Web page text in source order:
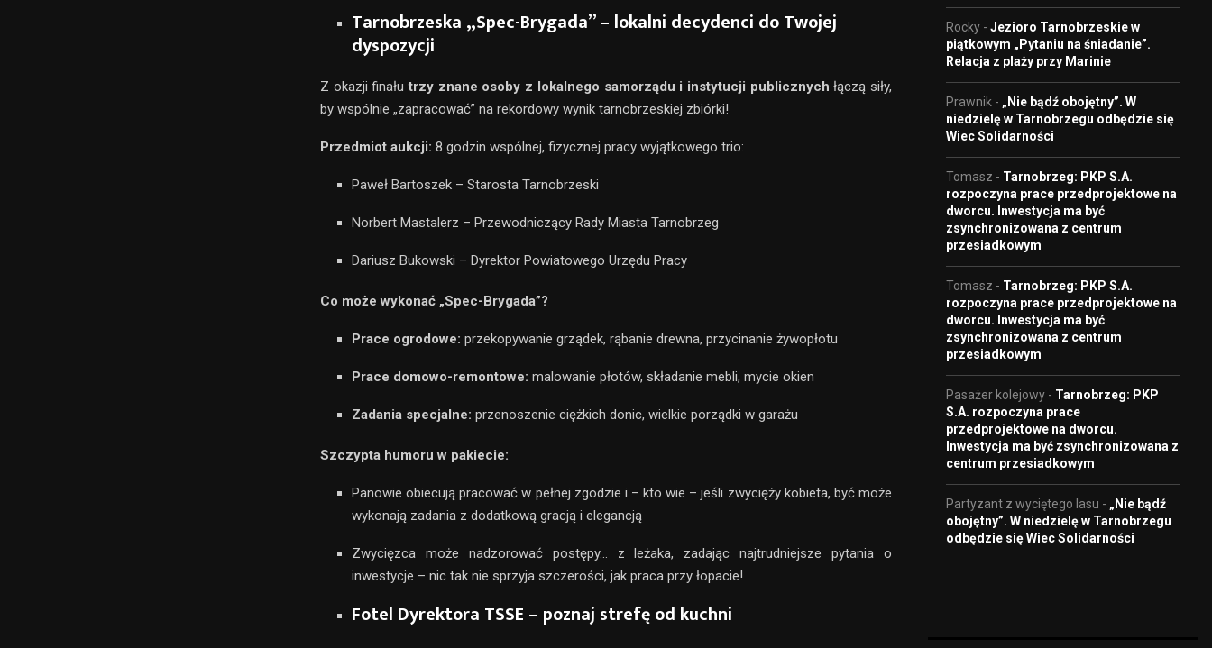
Tarnobrzeska „Spec-Brygada” – lokalni decydenci do Twojej
dyspozycji
Z okazji finałutrzy znane osoby z lokalnego samorządu i instytucji publicznych łączą siły,
by wspólnie „zapracować” na rekordowy wynik tarnobrzeskiej zbiórki!
Przedmiot aukcji: 8 godzin wspólnej, fizycznej pracy wyjątkowego trio:
Paweł Bartoszek – Starosta Tarnobrzeski
Norbert Mastalerz – Przewodniczący Rady Miasta Tarnobrzeg
Dariusz Bukowski – Dyrektor Powiatowego Urzędu Pracy
Co może wykonać „Spec-Brygada”?
Prace ogrodowe: przekopywanie grządek, rąbanie drewna, przycinanie żywopłotu
Prace domowo-remontowe: malowanie płotów, składanie mebli, mycie okien
Zadania specjalne: przenoszenie ciężkich donic, wielkie porządki w garażu
Szczypta humoru w pakiecie:
Panowie obiecują pracować w pełnej zgodzie i – kto wie – jeśli zwycięży kobieta, być może
wykonają zadania z dodatkową gracją i elegancją
Zwycięzca może nadzorować postępy… z leżaka, zadając najtrudniejsze pytania o
inwestycje – nic tak nie sprzyja szczerości, jak praca przy łopacie!
Fotel Dyrektora TSSE – poznaj strefę od kuchni
Rocky - Jezioro Tarnobrzeskie w
piątkowym „Pytaniu na śniadanie”.
Relacja z plaży przy Marinie
Prawnik - „Nie bądź obojętny”. W
niedzielę w Tarnobrzegu odbędzie się
Wiec Solidarności
Tomasz - Tarnobrzeg: PKP S.A.
rozpoczyna prace przedprojektowe na
dworcu. Inwestycja ma być
zsynchronizowana z centrum
przesiadkowym
Tomasz - Tarnobrzeg: PKP S.A.
rozpoczyna prace przedprojektowe na
dworcu. Inwestycja ma być
zsynchronizowana z centrum
przesiadkowym
Pasażer kolejowy - Tarnobrzeg: PKP
S.A. rozpoczyna prace
przedprojektowe na dworcu.
Inwestycja ma być zsynchronizowana z
centrum przesiadkowym
Partyzant z wyciętego lasu - „Nie bądź
obojętny”. W niedzielę w Tarnobrzegu
odbędzie się Wiec Solidarności